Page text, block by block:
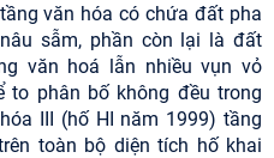
văn hóa có chứa đất pha
sẫm, phần còn lại là đất
văn hoá lẫn nhiều vụn vỏ
to phân bố không đều trong
III (hố HI năm 1999) tầng
toàn bộ diện tích hố khai